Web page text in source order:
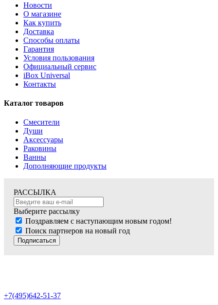
Новости
О магазине
Как купить
Доставка
Способы оплаты
Гарантия
Условия пользования
Официальный сервис
iBox Universal
Контакты
Каталог товаров
Смесители
Души
Аксессуары
Раковины
Ванны
Дополняющие продукты
РАССЫЛКА
Выберите рассылку
Поздравляем с наступающим новым годом!
Поиск партнеров на новый год
Подписаться
+7(495)642-51-37